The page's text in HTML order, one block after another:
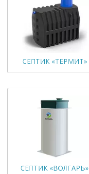
СЕПТИК «ТЕРМИТ»
СЕПТИК «ВОЛГАРЬ»